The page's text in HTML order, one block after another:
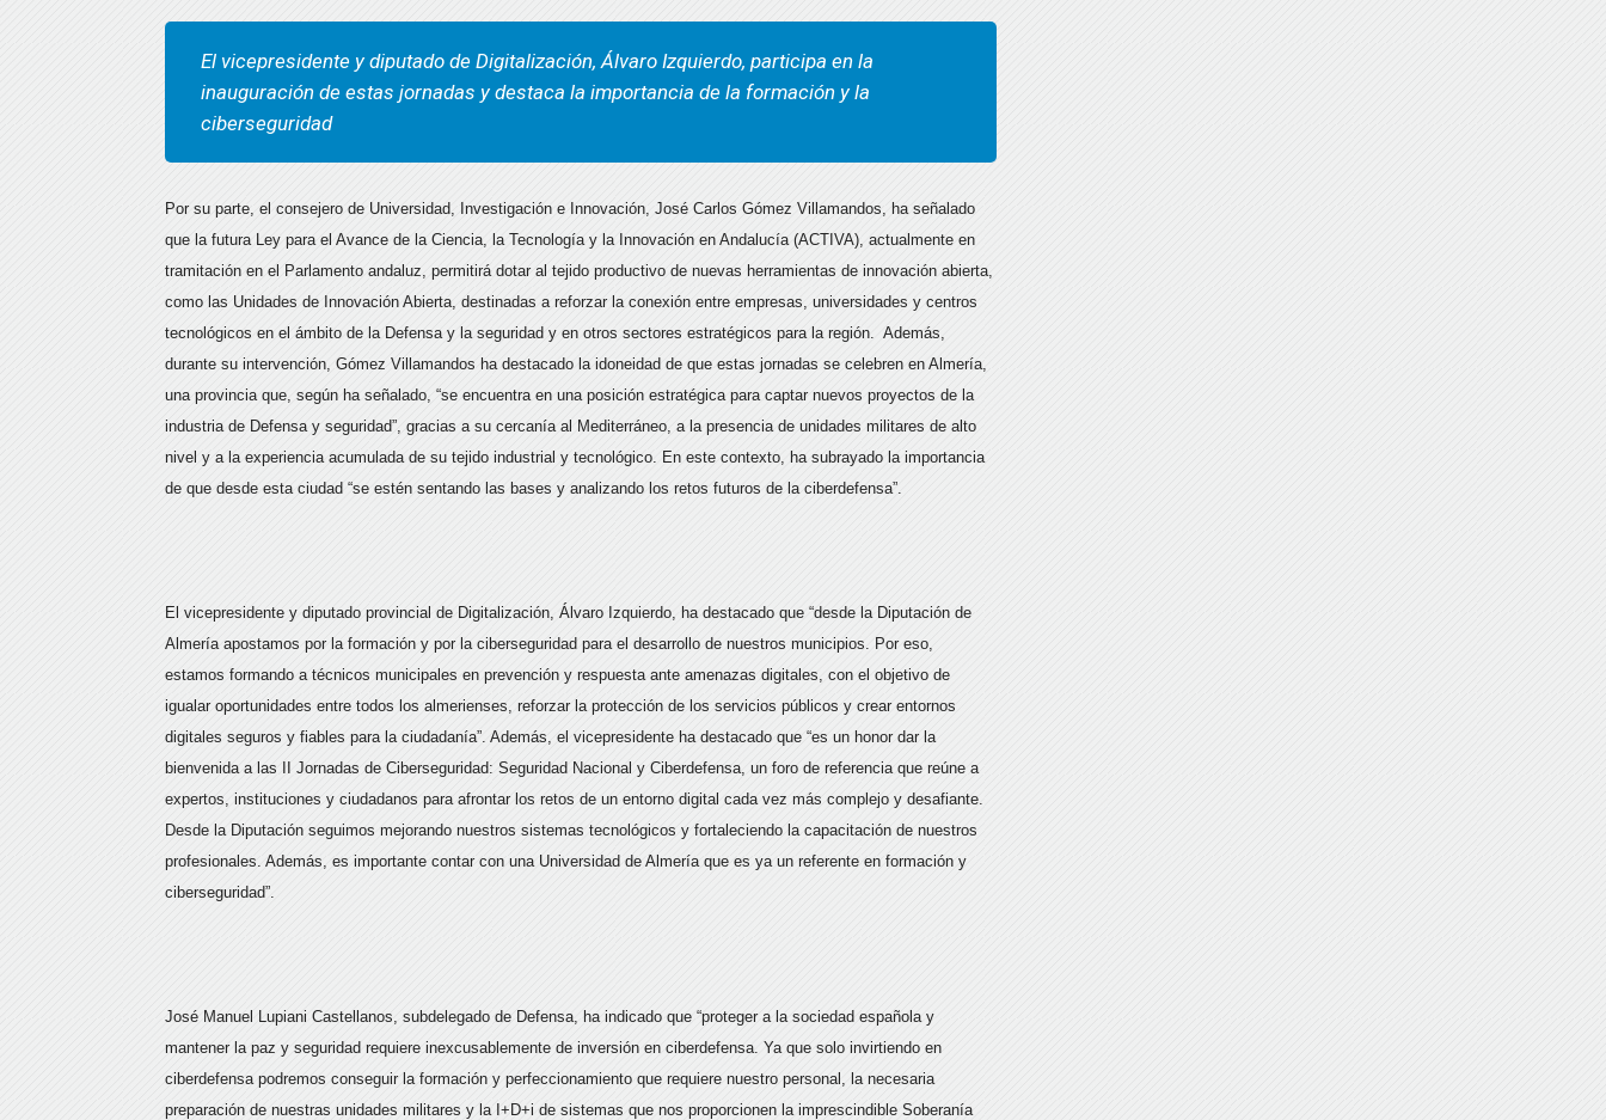
El vicepresidente y diputado de Digitalización, Álvaro Izquierdo, participa en la
inauguración de estas jornadas y destaca la importancia de la formación y la
ciberseguridad
Por su parte, el consejero de Universidad, Investigación e Innovación, José Carlos Gómez Villamandos, ha señalado
que la futura Ley para el Avance de la Ciencia, la Tecnología y la Innovación en Andalucía (ACTIVA), actualmente en
tramitación en el Parlamento andaluz, permitirá dotar al tejido productivo de nuevas herramientas de innovación abierta,
como las Unidades de Innovación Abierta, destinadas a reforzar la conexión entre empresas, universidades y centros
tecnológicos en el ámbito de la Defensa y la seguridad y en otros sectores estratégicos para la región. Además,
durante su intervención, Gómez Villamandos ha destacado la idoneidad de que estas jornadas se celebren en Almería,
una provincia que, según ha señalado, “se encuentra en una posición estratégica para captar nuevos proyectos de la
industria de Defensa y seguridad”, gracias a su cercanía al Mediterráneo, a la presencia de unidades militares de alto
nivel y a la experiencia acumulada de su tejido industrial y tecnológico. En este contexto, ha subrayado la importancia
de que desde esta ciudad “se estén sentando las bases y analizando los retos futuros de la ciberdefensa”.
El vicepresidente y diputado provincial de Digitalización, Álvaro Izquierdo, ha destacado que “desde la Diputación de
Almería apostamos por la formación y por la ciberseguridad para el desarrollo de nuestros municipios. Por eso,
estamos formando a técnicos municipales en prevención y respuesta ante amenazas digitales, con el objetivo de
igualar oportunidades entre todos los almerienses, reforzar la protección de los servicios públicos y crear entornos
digitales seguros y fiables para la ciudadanía”. Además, el vicepresidente ha destacado que “es un honor dar la
bienvenida a las II Jornadas de Ciberseguridad: Seguridad Nacional y Ciberdefensa, un foro de referencia que reúne a
expertos, instituciones y ciudadanos para afrontar los retos de un entorno digital cada vez más complejo y desafiante.
Desde la Diputación seguimos mejorando nuestros sistemas tecnológicos y fortaleciendo la capacitación de nuestros
profesionales. Además, es importante contar con una Universidad de Almería que es ya un referente en formación y
ciberseguridad”.
José Manuel Lupiani Castellanos, subdelegado de Defensa, ha indicado que “proteger a la sociedad española y
mantener la paz y seguridad requiere inexcusablemente de inversión en ciberdefensa. Ya que solo invirtiendo en
ciberdefensa podremos conseguir la formación y perfeccionamiento que requiere nuestro personal, la necesaria
preparación de nuestras unidades militares y la I+D+i de sistemas que nos proporcionen la imprescindible Soberanía